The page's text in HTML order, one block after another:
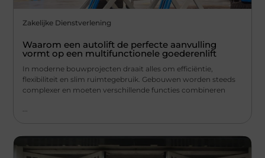
Zakelijke Dienstverlening
Waarom een autolift de perfecte aanvulling
vormt op een multifunctionele goederenlift
In moderne bouwprojecten draait alles om efficiëntie,
flexibiliteit en slim ruimtegebruik. Gebouwen worden steeds
complexer en moeten verschillende functies combineren
...